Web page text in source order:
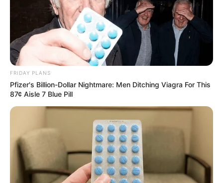
FRIDAY PLANS
Pfizer's Billion-Dollar Nightmare: Men Ditching Viagra For This
87¢ Aisle 7 Blue Pill